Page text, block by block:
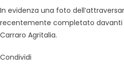
In evidenza una foto
recentemente completato davanti
Carraro Agritalia.
Condividi